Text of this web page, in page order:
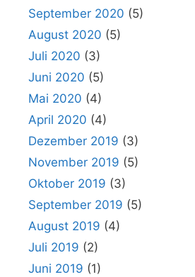
September 2020 (5)
August 2020 (5)
Juli 2020 (3)
Juni 2020 (5)
Mai 2020 (4)
April 2020 (4)
Dezember 2019 (3)
November 2019 (5)
Oktober 2019 (3)
September 2019 (5)
August 2019 (4)
Juli 2019 (2)
Juni 2019 (1)